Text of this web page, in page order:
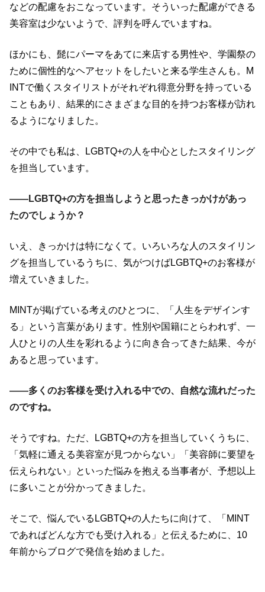
などの配慮をおこなっています。そういった配慮ができる
美容室は少ないようで、評判を呼んでいますね。
ほかにも、髭にパーマをあてに来店する男性や、学園祭の
ために個性的なヘアセットをしたいと来る学生さんも。M
INTで働くスタイリストがそれぞれ得意分野を持っている
こともあり、結果的にさまざまな目的を持つお客様が訪れ
るようになりました。
その中でも私は、LGBTQ+の人を中心としたスタイリング
を担当しています。
――LGBTQ+の方を担当しようと思ったきっかけがあっ
たのでしょうか？
いえ、きっかけは特になくて。いろいろな人のスタイリン
グを担当しているうちに、気がつけばLGBTQ+のお客様が
増えていきました。
MINTが掲げている考えのひとつに、「人生をデザインす
る」という言葉があります。性別や国籍にとらわれず、一
人ひとりの人生を彩れるように向き合ってきた結果、今が
あると思っています。
――多くのお客様を受け入れる中での、自然な流れだった
のですね。
そうですね。ただ、LGBTQ+の方を担当していくうちに、
「気軽に通える美容室が見つからない」「美容師に要望を
伝えられない」といった悩みを抱える当事者が、予想以上
に多いことが分かってきました。
そこで、悩んでいるLGBTQ+の人たちに向けて、「MINT
であればどんな方でも受け入れる」と伝えるために、10
年前からブログで発信を始めました。